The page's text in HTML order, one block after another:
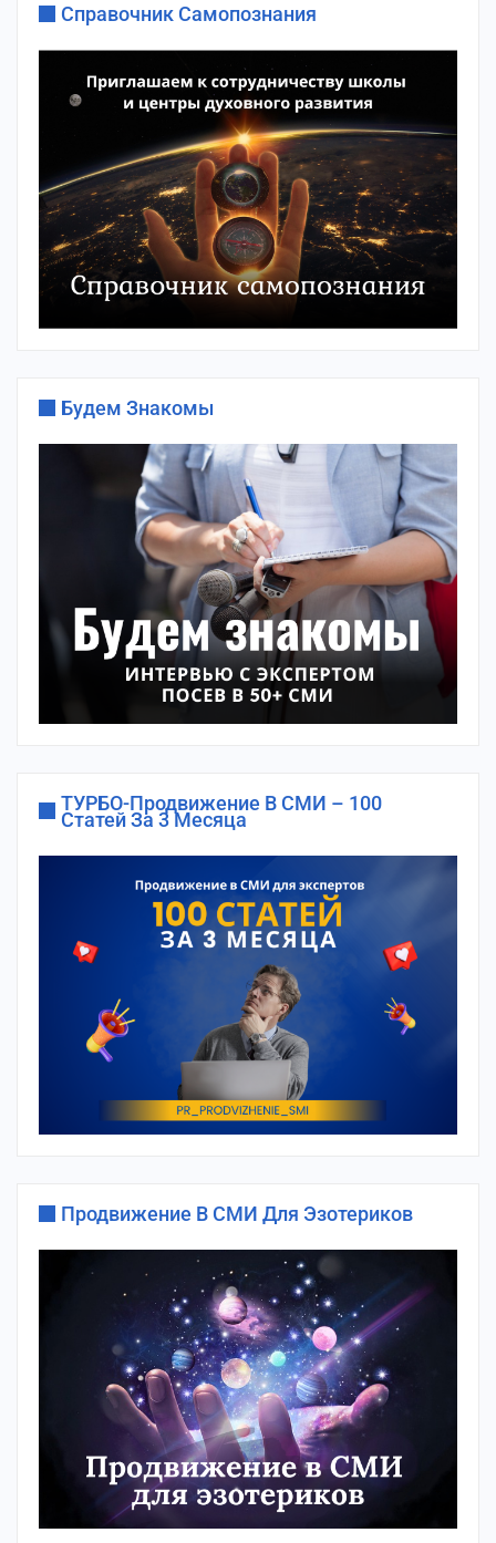
Справочник Самопознания
Будем Знакомы
ТУРБО-Продвижение В СМИ – 100
Статей За 3 Месяца
Продвижение В СМИ Для Эзотериков